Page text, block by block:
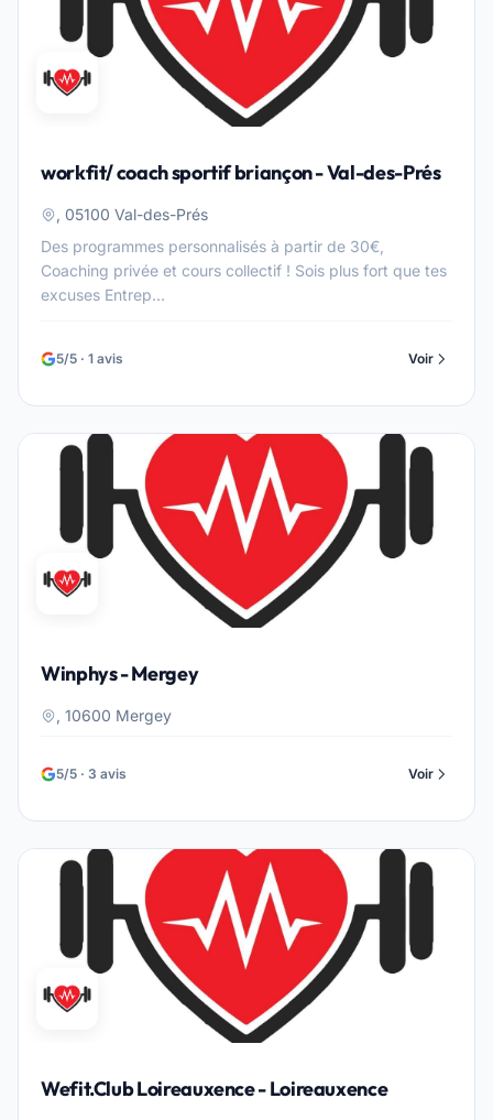
workfit/ coach sportif briançon - Val-des-Prés
, 05100 Val-des-Prés
Des programmes personnalisés à partir de 30€,
Coaching privée et cours collectif ! Sois plus fort que tes
excuses Entrep...
5/5 · 1 avis Voir
Winphys - Mergey
, 10600 Mergey
5/5 · 3 avis Voir
Wefit.Club Loireauxence - Loireauxence